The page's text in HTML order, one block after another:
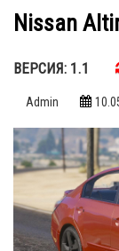
Nissan
ВЕРСИЯ: 1.1
Admin